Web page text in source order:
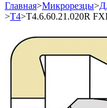
Главная>Микрорезцы>
>T4>T4.6.60.21.020R